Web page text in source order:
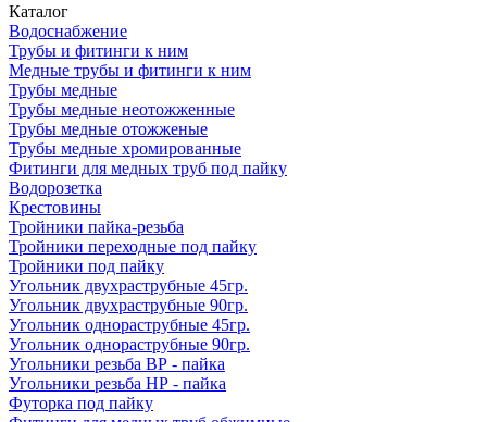
Каталог
Водоснабжение
Трубы и фитинги к ним
Медные трубы и фитинги к ним
Трубы медные
Трубы медные неотожженные
Трубы медные отожженые
Трубы медные хромированные
Фитинги для медных труб под пайку
Водорозетка
Крестовины
Тройники пайка-резьба
Тройники переходные под пайку
Тройники под пайку
Угольник двухраструбные 45гр.
Угольник двухраструбные 90гр.
Угольник однораструбные 45гр.
Угольник однораструбные 90гр.
Угольники резьба ВР - пайка
Угольники резьба НР - пайка
Футорка под пайку